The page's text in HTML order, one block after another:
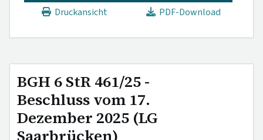
Druckansicht
PDF-Download
BGH 6 StR 461/25 -
Beschluss vom 17.
Dezember 2025 (LG